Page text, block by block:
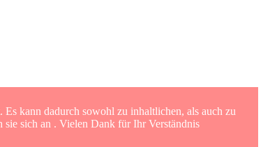
SUD Archiv
kann dadurch sowohl zu inhaltlichen, als auch zu
sich an . Vielen Dank für Ihr Verständnis